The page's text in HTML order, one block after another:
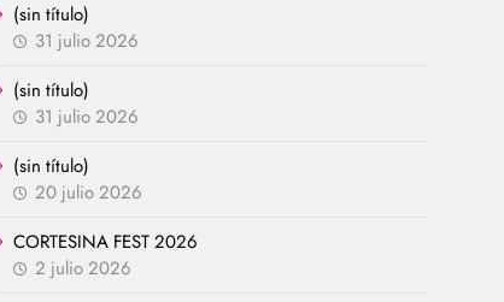
(sin título)
31 julio 2026
(sin título)
31 julio 2026
(sin título)
20 julio 2026
CORTESINA FEST 2026
2 julio 2026